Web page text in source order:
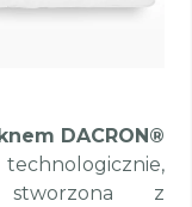
DACRON®
stworzona z